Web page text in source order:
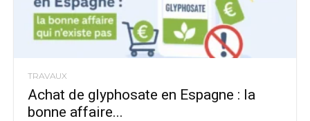
TRAVAUX
Achat de glyphosate en Espagne : la
bonne affaire...